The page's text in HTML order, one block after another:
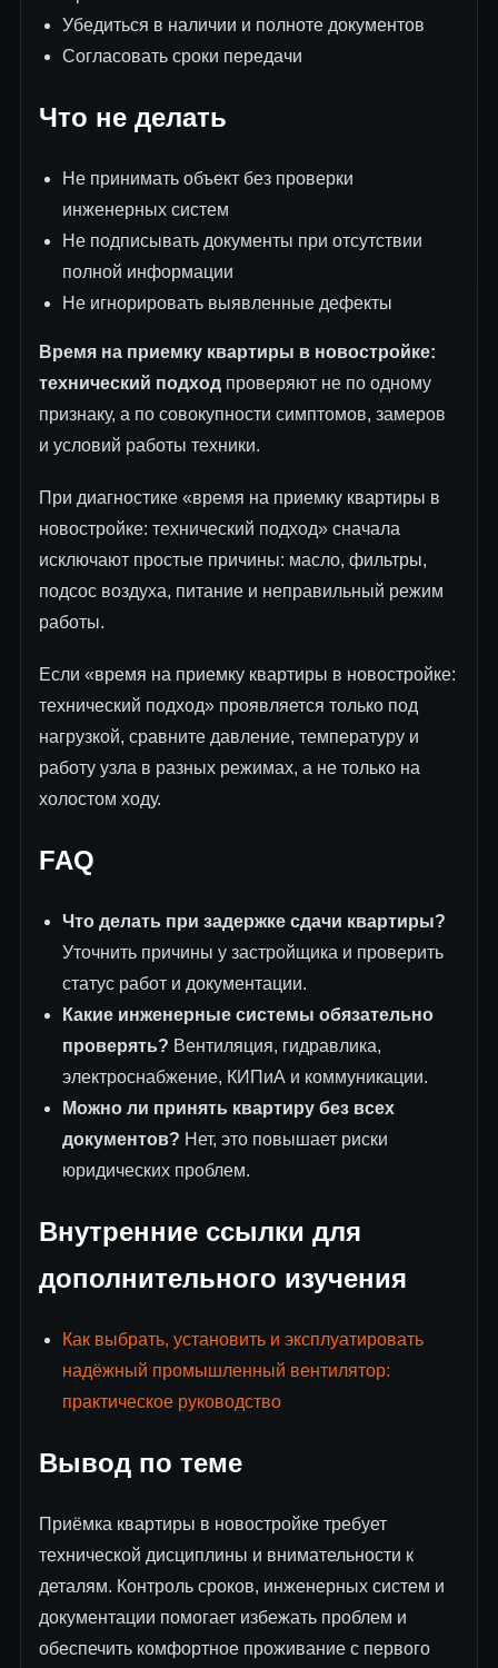
Убедиться в наличии и полноте документов
Согласовать сроки передачи
Что не делать
Не принимать объект без проверки
инженерных систем
Не подписывать документы при отсутствии
полной информации
Не игнорировать выявленные дефекты
Время на приемку квартиры в новостройке:
технический подход проверяют не по одному
признаку, а по совокупности симптомов, замеров
и условий работы техники.
При диагностике «время на приемку квартиры в
новостройке: технический подход» сначала
исключают простые причины: масло, фильтры,
подсос воздуха, питание и неправильный режим
работы.
Если «время на приемку квартиры в новостройке:
технический подход» проявляется только под
нагрузкой, сравните давление, температуру и
работу узла в разных режимах, а не только на
холостом ходу.
FAQ
Что делать при задержке сдачи квартиры?
Уточнить причины у застройщика и проверить
статус работ и документации.
Какие инженерные системы обязательно
проверять? Вентиляция, гидравлика,
электроснабжение, КИПиА и коммуникации.
Можно ли принять квартиру без всех
документов? Нет, это повышает риски
юридических проблем.
Внутренние ссылки для
дополнительного изучения
Как выбрать, установить и эксплуатировать
надёжный промышленный вентилятор:
практическое руководство
Вывод по теме
Приёмка квартиры в новостройке требует
технической дисциплины и внимательности к
деталям. Контроль сроков, инженерных систем и
документации помогает избежать проблем и
обеспечить комфортное проживание с первого